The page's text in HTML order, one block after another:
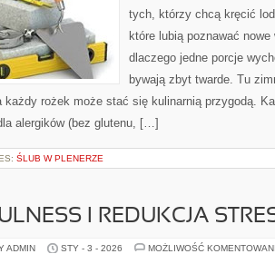
tych, którzy chcą kręcić
które lubią poznawać
dlaczego jedne porcje
bywają zbyt twarde. Tu
każdy rożek może stać się kulinarnią przygodą.
alergików (bez glutenu, […]
ŚLUB W PLENERZE
I REDUKCJA
ADMIN STY - 3 - 2026 MOŻLIWOŚĆ